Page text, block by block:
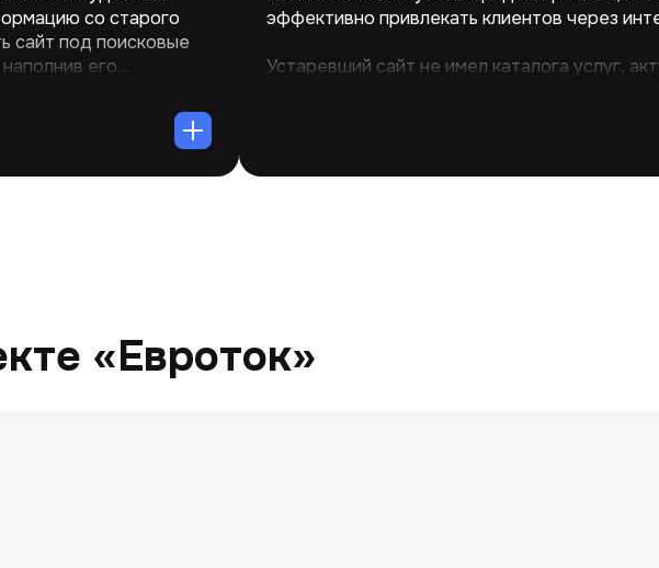
со старого
сайт под поисковые
его
эффективную
эффективно привлекать клиентов через
Устаревший сайт не имел каталога услуг,
Отсутствие семантического ядра и
сайта в поисковой выдаче. Слабая
«Евроток»